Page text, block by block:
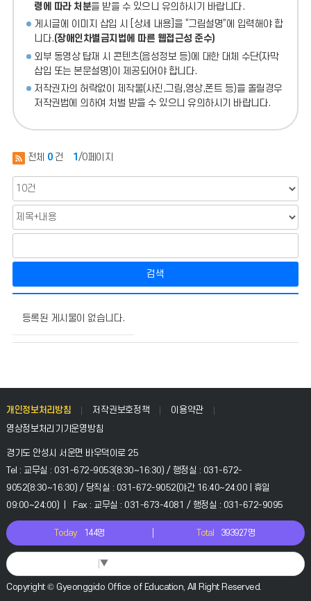
령에 따라 처분을 받을 수 있으니 유의하시기 바랍니다.
게시글에 이미지 삽입 시 [상세 내용]을 “그림설명”에 입력해야 합
니다.(장애인차별금지법에 따른 웹접근성 준수)
외부 동영상 탑재 시 콘텐츠(음성정보 등)에 대한 대체 수단(자막
삽입 또는 본문설명)이 제공되어야 합니다.
저작권자의 허락없이 제작물(사진,그림,영상,폰트 등)을 올릴경우
저작권법에 의하여 처벌 받을 수 있으니 유의하시기 바랍니다.
전체 0 건 1 /0페이지
검색
내
시
물
호,
제
작
성
자,
등
일,
회
수
등록된 게시물이 없습니다.
개인정보처리방침 저작권보호정책
이용약관
영상정보처리기기운영방침
경기도 안성시 서운면 바우덕이로 25
Tel : 교무실 : 031-672-9053(8:30~16:30) / 행정실 : 031-672-
9052(8:30~16:30) / 당직실 : 031-672-9052(야간 16:40~24:00 | 휴일
09:00~24:00) | Fax : 교무실 : 031-673-4081 / 행정실 : 031-672-9095
Today 144명 Total 393927명
▼
Copyright © Gyeonggido Office of Education, All Right Reserved.